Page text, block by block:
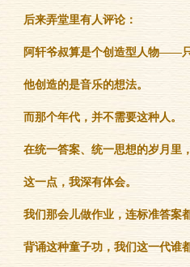
后来弄堂里有人评论：
阿轩爷叔算是个创造型人物——
他创造的是音乐的想法。
而那个年代，并不需要这种人。
在统一答案、统一思想的岁月里
这一点，我深有体会。
我们那会儿做作业，连标准答案
背诵这种童子功，我们这一代谁